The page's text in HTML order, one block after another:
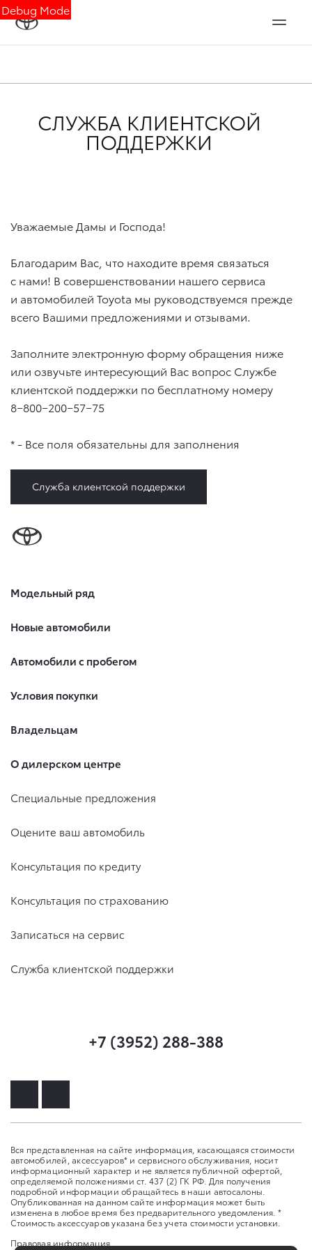
Debug Mode
СЛУЖБА КЛИЕНТСКОЙ
ПОДДЕРЖКИ
Уважаемые Дамы и Господа!
Благодарим Вас, что находите время связаться
с нами! В совершенствовании нашего сервиса
и автомобилей Toyota мы руководствуемся прежде
всего Вашими предложениями и отзывами.
Заполните электронную форму обращения ниже
или озвучьте интересующий Вас вопрос Службе
клиентской поддержки по бесплатному номеру
8−800−200−57−75
* - Все поля обязательны для заполнения
Служба клиентской поддержки
Модельный ряд
Новые автомобили
Автомобили с пробегом
Условия покупки
Владельцам
О дилерском центре
Специальные предложения
Оцените ваш автомобиль
Консультация по кредиту
Консультация по страхованию
Записаться на сервис
Служба клиентской поддержки
+7 (3952) 288-388
Вся представленная на сайте информация, касающаяся стоимости
автомобилей, аксессуаров* и сервисного обслуживания, носит
информационный характер и не является публичной офертой,
определяемой положениями ст. 437 (2) ГК РФ. Для получения
подробной информации обращайтесь в наши автосалоны.
Опубликованная на данном сайте информация может быть
изменена в любое время без предварительного уведомления. *
Стоимость аксессуаров указана без учета стоимости установки.
Правовая информация